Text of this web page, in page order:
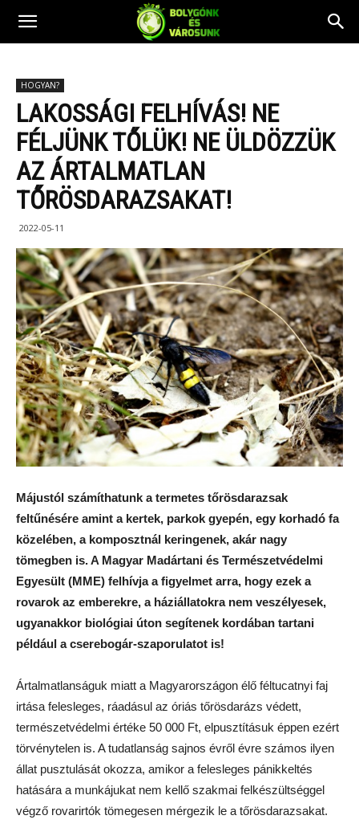
HOGYAN?
LAKOSSÁGI FELHÍVÁS! NE
FÉLJÜNK TŐLÜK! NE ÜLDÖZZÜK
AZ ÁRTALMATLAN
TŐRÖSDARAZSAKAT!
2022-05-11
Májustól számíthatunk a termetes tőrösdarazsak
feltűnésére amint a kertek, parkok gyepén, egy korhadó fa
közelében, a komposztnál keringenek, akár nagy
tömegben is. A Magyar Madártani és Természetvédelmi
Egyesült (MME) felhívja a figyelmet arra, hogy ezek a
rovarok az emberekre, a háziállatokra nem veszélyesek,
ugyanakkor biológiai úton segítenek kordában tartani
például a cserebogár-szaporulatot is!
Ártalmatlanságuk miatt a Magyarországon élő féltucatnyi faj
irtása felesleges, ráadásul az óriás tőrösdarázs védett,
természetvédelmi értéke 50 000 Ft, elpusztításuk éppen ezért
törvénytelen is. A tudatlanság sajnos évről évre számos ilyen
állat pusztulását okozza, amikor a felesleges pánikkeltés
hatására a munkájukat nem kellő szakmai felkészültséggel
végző rovarirtók tömegesen mérgezik le a tőrösdarazsakat.